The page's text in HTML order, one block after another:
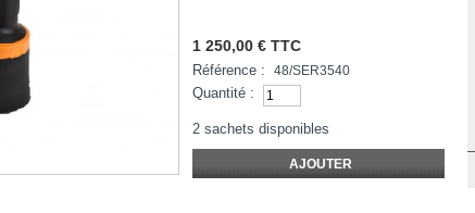
1 250,00 € TTC
Référence : 48/SER3540
Quantité :
2 sachets disponibles